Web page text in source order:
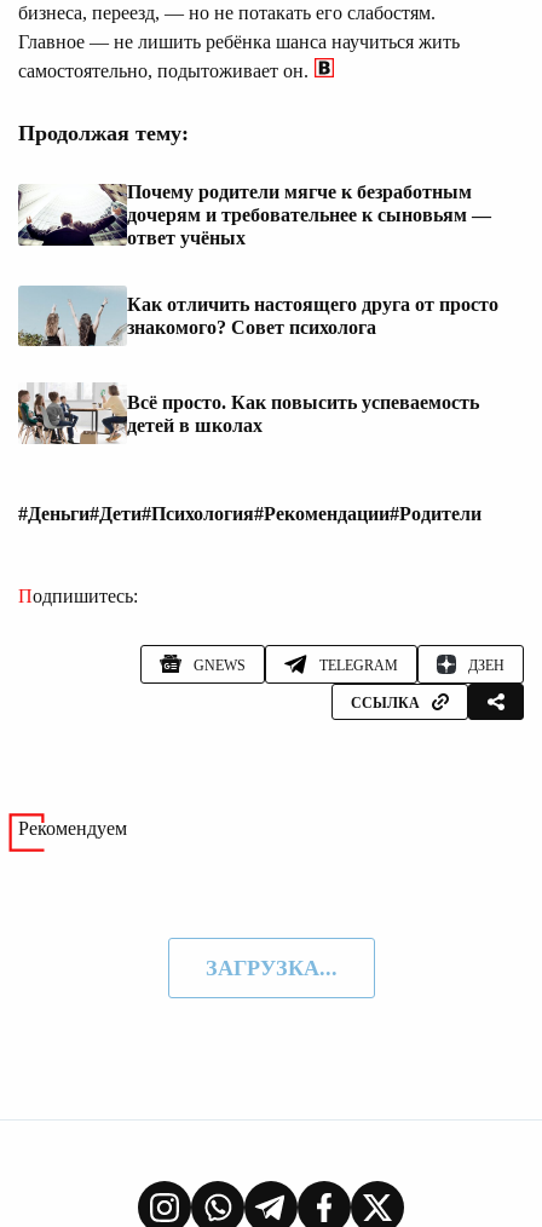
бизнеса, переезд, — но не потакать его слабостям.
Главное — не лишить ребёнка шанса научиться жить
самостоятельно, подытоживает он.
Продолжая тему:
Почему родители мягче к безработным
дочерям и требовательнее к сыновьям —
ответ учёных
Как отличить настоящего друга от просто
знакомого? Совет психолога
Всё просто. Как повысить успеваемость
детей в школах
#Деньги#Дети#Психология#Рекомендации#Родители
Подпишитесь:
GNEWS TELEGRAM ДЗЕН
ССЫЛКА
Рекомендуем
ЗАГРУЗКА...